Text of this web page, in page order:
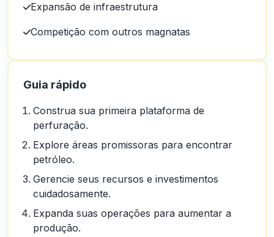
Expansão de infraestrutura
Competição com outros magnatas
Guia rápido
Construa sua primeira plataforma de
perfuração.
Explore áreas promissoras para encontrar
petróleo.
Gerencie seus recursos e investimentos
cuidadosamente.
Expanda suas operações para aumentar a
produção.